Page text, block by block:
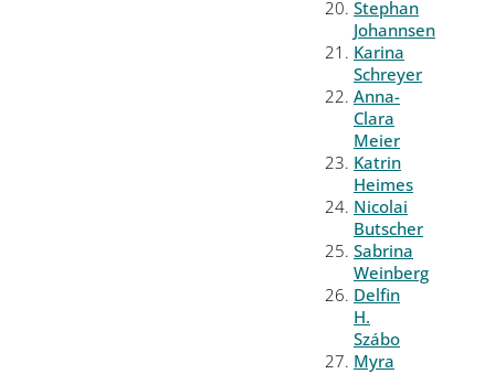
Stephan
Johannsen
Karina
Schreyer
Anna-
Clara
Meier
Katrin
Heimes
Nicolai
Butscher
Sabrina
Weinberg
Delfin
H.
Szábo
Myra